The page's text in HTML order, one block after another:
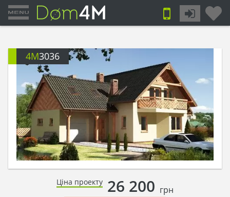
4M3036
Ціна проекту 26 200 грн